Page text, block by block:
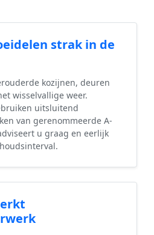
strak in de
kozijnen, deuren
wisselvallige weer.
uitsluitend
van gerenommeerde A-
u graag en eerlijk